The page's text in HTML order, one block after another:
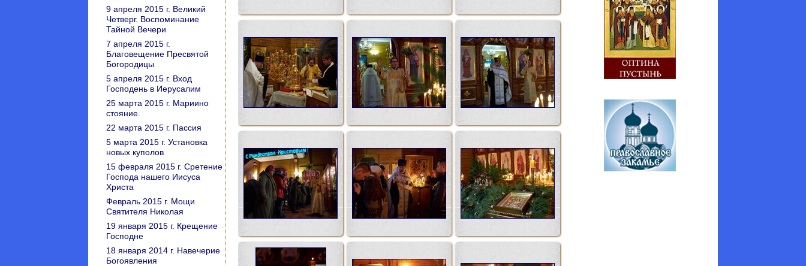
9 апреля 2015 г. Великий
Четверг. Воспоминание
Тайной Вечери
7 апреля 2015 г.
Благовещение Пресвятой
Богородицы
5 апреля 2015 г. Вход
Господень в Иерусалим
25 марта 2015 г. Мариино
стояние.
22 марта 2015 г. Пассия
5 марта 2015 г. Установка
новых куполов
15 февраля 2015 г. Сретение
Господа нашего Иисуса
Христа
Февраль 2015 г. Мощи
Святителя Николая
19 января 2015 г. Крещение
Господне
18 января 2014 г. Навечерие
Богоявления